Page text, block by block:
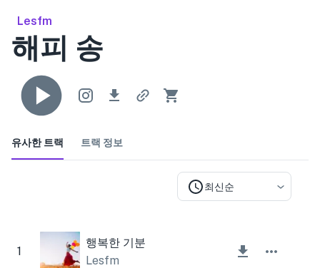
Lesfm
해피 송
유사한 트랙 트랙 정보
최신순
1
행복한 기분
Lesfm